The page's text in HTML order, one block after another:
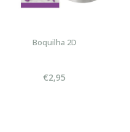
Boquilha 2D
€2,95